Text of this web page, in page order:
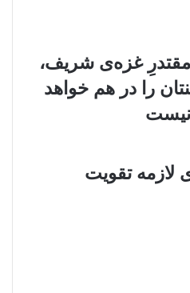
غزه‌ی شریف،
را در هم خواهد
نیست
لازمه تقویت